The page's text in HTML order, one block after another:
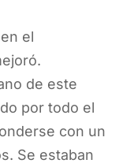
el
de este
por todo el
con un
Se estaban